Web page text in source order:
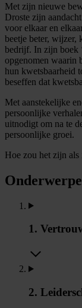
Met zijn nieuwe
Droste zijn
voor elkaar en
beetje beter, wijzer,
bedrijf. In zijn boek
opgenomen waarin
hun kwetsbaarheid
beseffen dat
Met aanstekelijke
persoonlijke
uitnodigt om na te
persoonlijke groei.
Hoe zou het zijn als
1.
2.